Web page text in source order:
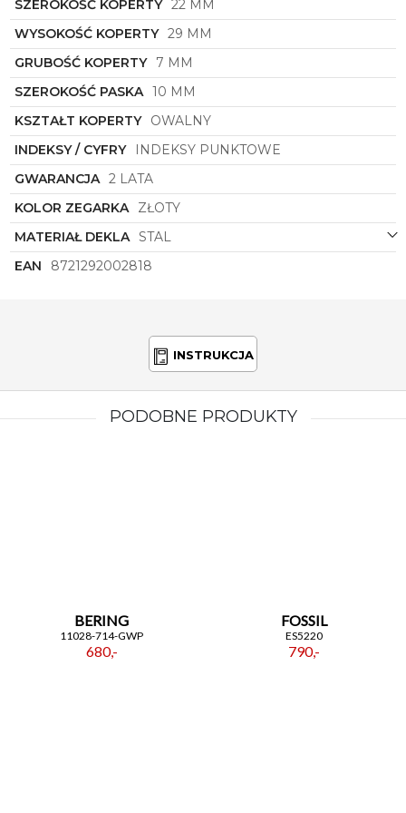
SZEROKOŚĆ KOPERTY 22 MM
WYSOKOŚĆ KOPERTY 29 MM
GRUBOŚĆ KOPERTY 7 MM
SZEROKOŚĆ PASKA 10 MM
KSZTAŁT KOPERTY OWALNY
INDEKSY / CYFRY
INDEKSY PUNKTOWE
GWARANCJA 2 LATA
KOLOR ZEGARKA ZŁOTY
MATERIAŁ DEKLA STAL
EAN
8721292002818
INSTRUKCJA
PODOBNE PRODUKTY
BERING
11028-714-GWP
680,-
FOSSIL
ES5220
790,-